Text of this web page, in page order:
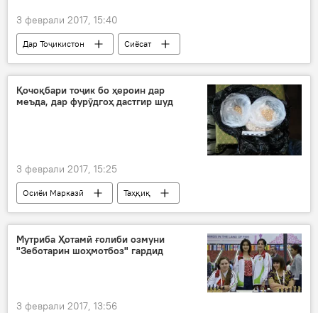
3 феврали 2017, 15:40
Дар Тоҷикистон
Сиёсат
Ҳамаи хабарҳо
Эмомалӣ Раҳмон
озод намудан аз вазифа
судяҳо
Қочоқбари тоҷик бо ҳероин дар
меъда, дар фурӯдгоҳ дастгир шуд
3 феврали 2017, 15:25
Осиёи Марказӣ
Таҳқиқ
Ҳамаи хабарҳо
Краснодар
дастгир шудан
Дар Русия
Мутриба Ҳотамӣ ғолиби озмуни
"Зеботарин шоҳмотбоз" гардид
3 феврали 2017, 13:56